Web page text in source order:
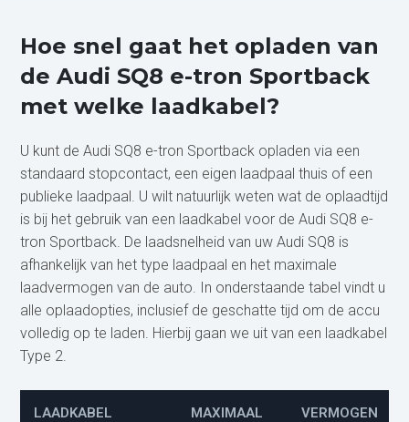
Hoe snel gaat het opladen van
de Audi SQ8 e-tron Sportback
met welke laadkabel?
U kunt de Audi SQ8 e-tron Sportback opladen via een
standaard stopcontact, een eigen laadpaal thuis of een
publieke laadpaal. U wilt natuurlijk weten wat de oplaadtijd
is bij het gebruik van een laadkabel voor de Audi SQ8 e-
tron Sportback. De laadsnelheid van uw Audi SQ8 is
afhankelijk van het type laadpaal en het maximale
laadvermogen van de auto. In onderstaande tabel vindt u
alle oplaadopties, inclusief de geschatte tijd om de accu
volledig op te laden. Hierbij gaan we uit van een laadkabel
Type 2.
LAADKABEL MAXIMAAL VERMOGEN